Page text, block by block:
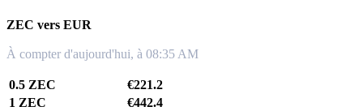
ZEC vers EUR
À compter d'aujourd'hui, à 08:35 AM
0.5 ZEC
€221.2
1 ZEC
€442.4